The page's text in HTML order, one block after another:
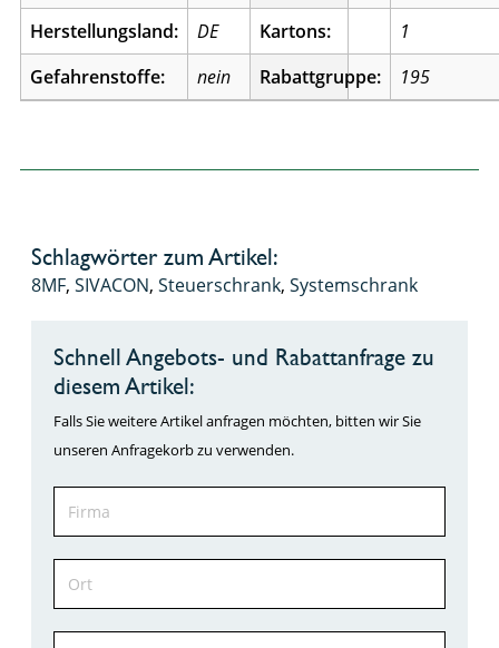
Herstellungsland:
DE
Gefahrenstoffe:
nein
Kartons:
1
Rabattgruppe:
195
Schlagwörter zum Artikel:
8MF, SIVACON, Steuerschrank, Systemschrank
Schnell Angebots- und Rabattanfrage zu
diesem Artikel:
Falls Sie weitere Artikel anfragen möchten, bitten wir Sie
unseren Anfragekorb zu verwenden.